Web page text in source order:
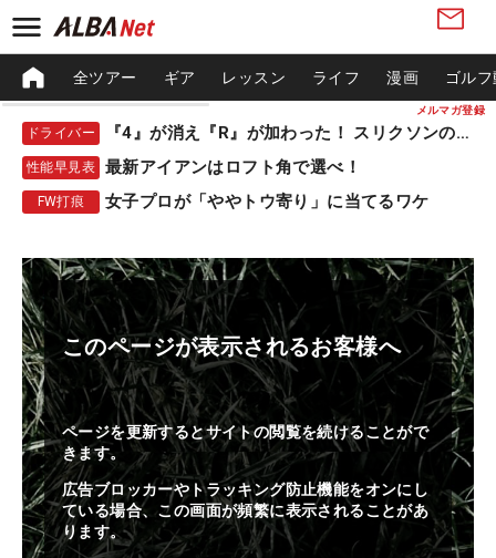
メルマガ登録
全ツアー ギア レッスン ライフ 漫画 ゴル
ドライバー 『4』が消え『R』が加わった！ スリクソンの新作
性能早見表 最新アイアンはロフト角で選べ！
FW打痕 女子プロが「ややトウ寄り」に当てるワケ
このページが表示されるお客様へ
ページを更新するとサイトの閲覧を続けることがで
きます。
広告ブロッカーやトラッキング防止機能をオンにし
ている場合、この画面が頻繁に表示されることがあ
ります。